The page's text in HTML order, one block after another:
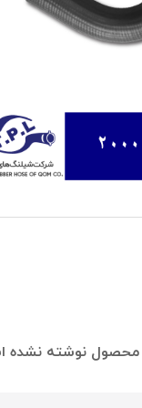
محصول نوشته نشده